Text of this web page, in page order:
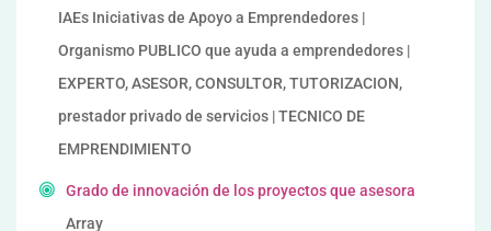
IAEs Iniciativas de Apoyo a Emprendedores |
Organismo PUBLICO que ayuda a emprendedores |
EXPERTO, ASESOR, CONSULTOR, TUTORIZACION,
prestador privado de servicios | TECNICO DE
EMPRENDIMIENTO
Grado de innovación de los proyectos que asesora
Array